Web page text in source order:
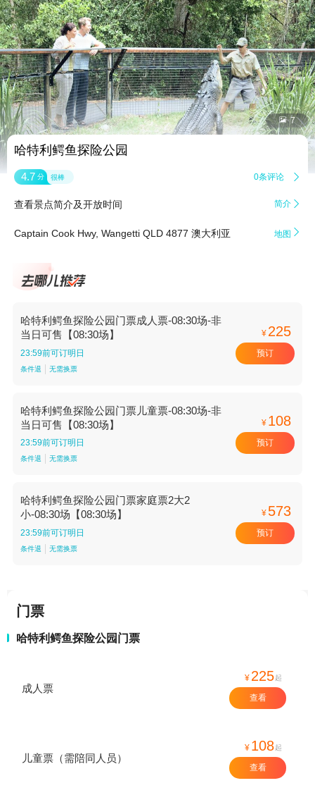
 7
哈特利鳄鱼探险公园
4.7 分 很棒 0条评论 
查看景点简介及开放时间 简介 
Captain Cook Hwy, Wangetti QLD 4877 澳大利亚 地图 
哈特利鳄鱼探险公园门票成人票-08:30场-非
当日可售【08:30场】
23:59前可订明日
条件退 无需换票
¥ 225
预订
哈特利鳄鱼探险公园门票儿童票-08:30场-非
当日可售【08:30场】
23:59前可订明日
条件退 无需换票
¥ 108
预订
哈特利鳄鱼探险公园门票家庭票2大2
小-08:30场【08:30场】
23:59前可订明日
条件退 无需换票
¥ 573
预订
门票
哈特利鳄鱼探险公园门票
成人票
¥ 225起
查看
儿童票（需陪同人员）
¥ 108起
查看
